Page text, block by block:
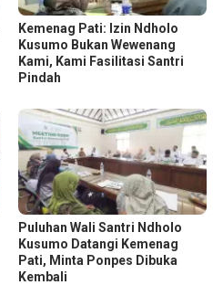
Kemenag Pati: Izin Ndholo
Kusumo Bukan Wewenang
Kami, Kami Fasilitasi Santri
Pindah
Puluhan Wali Santri Ndholo
Kusumo Datangi Kemenag
Pati, Minta Ponpes Dibuka
Kembali